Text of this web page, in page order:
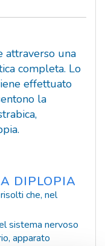
attraverso una
completa. Lo
effettuato
la
DIPLOPIA
che, nel
sistema nervoso
apparato